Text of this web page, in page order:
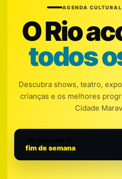
AGENDA
O Rio
todos
Descubra shows, teatro,
crianças e os melhores
Cidade
fim de semana